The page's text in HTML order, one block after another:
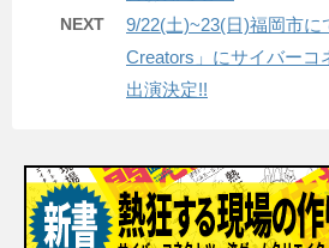
NEXT
9/22(土)~23(日)福岡市に
Creators」にサイバーコ
出演決定!!